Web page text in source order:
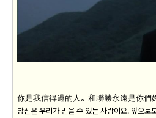
你是我信得過的人。和聯勝永遠是你們
당신은 우리가 믿을 수 있는 사람이요. 앞으로